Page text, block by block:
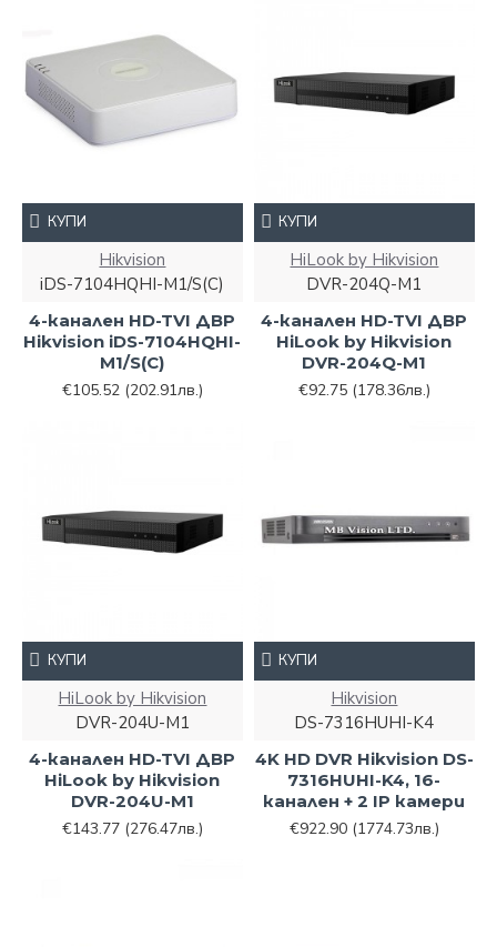
Hikvision
iDS-7104HQHI-M1/S(С)
4-канален HD-TVI ДВР
Hikvision iDS-7104HQHI-
M1/S(С)
€105.52 (202.91лв.)
КУПИ
HiLook by Hikvision
DVR-204Q-M1
4-канален HD-TVI ДВР
HiLook by Hikvision
DVR-204Q-M1
€92.75 (178.36лв.)
КУПИ
HiLook by Hikvision
DVR-204U-M1
4-канален HD-TVI ДВР
HiLook by Hikvision
DVR-204U-M1
€143.77 (276.47лв.)
КУПИ
Hikvision
DS-7316HUHI-K4
4K HD DVR Hikvision DS-
7316HUHI-K4, 16-
канален + 2 IP камери
€922.90 (1774.73лв.)
КУПИ